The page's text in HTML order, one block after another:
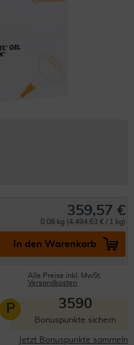
359,57 €
0.08 kg (4.494,63 € / 1 kg)
In den Warenkorb
Alle Preise inkl. MwSt.
Versandkosten
P 3590
Bonuspunkte sichern
Jetzt Bonuspunkte sammeln